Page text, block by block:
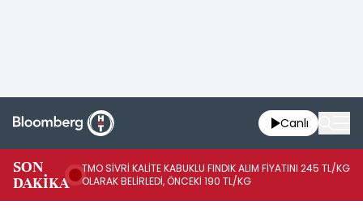
Canlı
SON
DAKİKA
TMO SİVRİ KALİTE KABUKLU FINDIK ALIM FİYATINI 245 TL/KG
OLARAK BELİRLEDİ, ÖNCEKİ 190 TL/KG